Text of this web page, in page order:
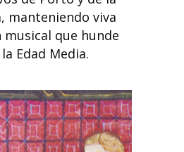
manteniendo viva
que hunde
Edad Media.